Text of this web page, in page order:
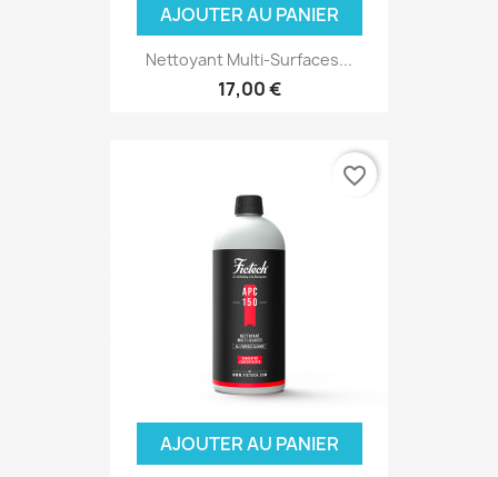
AJOUTER AU PANIER
Nettoyant Multi-Surfaces...
17,00 €
AJOUTER AU PANIER
favorite_border